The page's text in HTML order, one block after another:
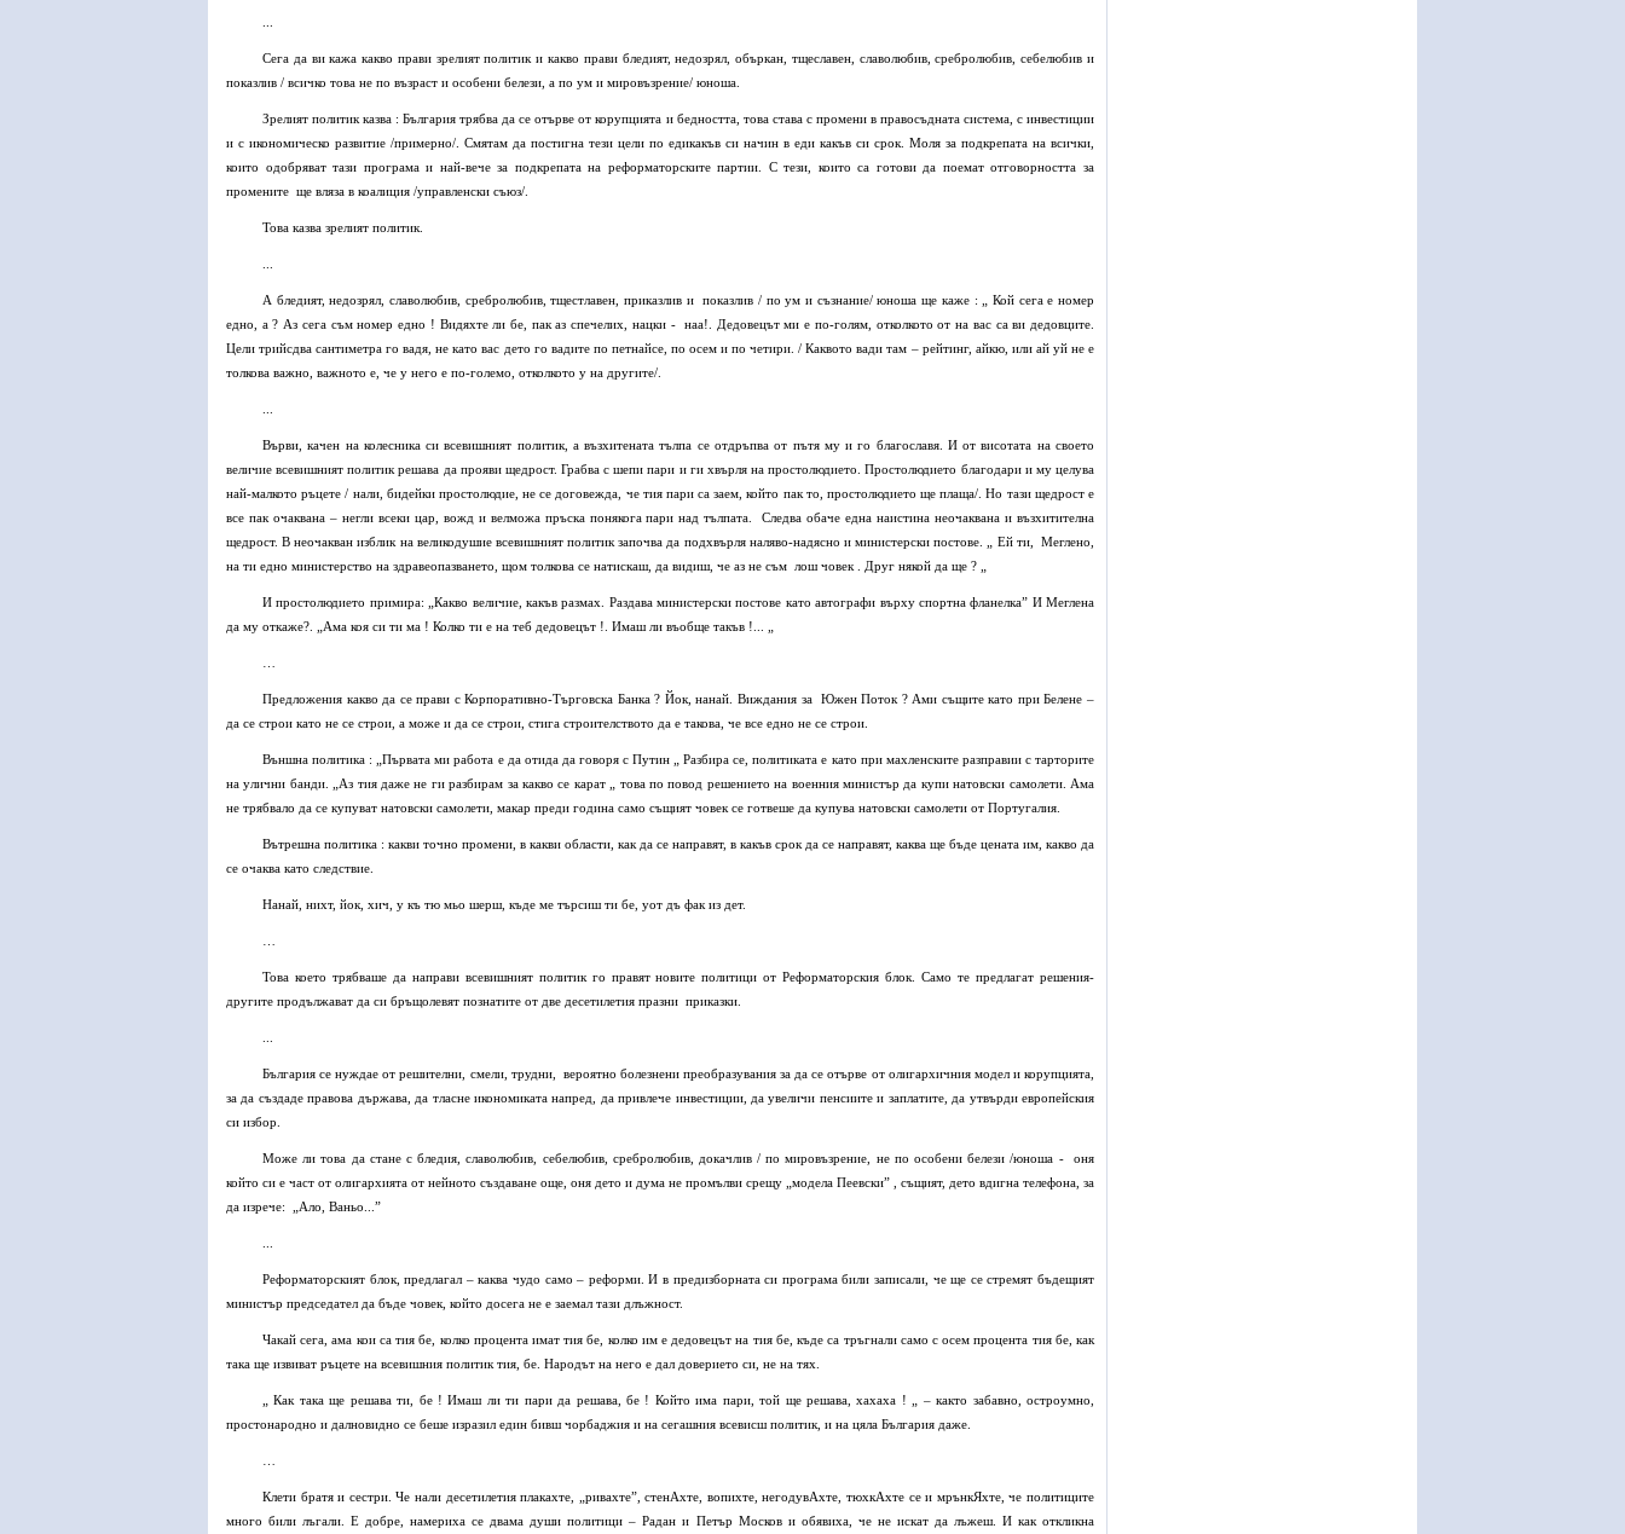
Сега да ви кажа какво прави зрелият политик и какво прави бледият, недозрял, объркан, тщеславен, славолюбив, сребролюбив, себелюбив и
показлив / всичко това не по възраст и особени белези, а по ум и мировъзрение/ юноша.
Зрелият политик казва : България трябва да се отърве от корупцията и бедността, това става с промени в правосъдната система, с инвестиции
и с икономическо развитие /примерно/. Смятам да постигна тези цели по едикакъв си начин в еди какъв си срок. Моля за подкрепата на всички,
които одобряват тази програма и най-вече за подкрепата на реформаторските партии. С тези, които са готови да поемат отговорността за
промените ще вляза в коалиция /управленски съюз/.
Това казва зрелият политик.
А бледият, недозрял, славолюбив, сребролюбив, тщестлавен, приказлив и показлив / по ум и съзнание/ юноша ще каже : „ Кой сега е номер
едно, а ? Аз сега съм номер едно ! Видяхте ли бе, пак аз спечелих, нацки - наа!. Дедовецът ми е по-голям, отколкото от на вас са ви дедовците.
Цели трийсдва сантиметра го вадя, не като вас дето го вадите по петнайсе, по осем и по четири. / Каквото вади там – рейтинг, айкю, или ай уй не е
толкова важно, важното е, че у него е по-големо, отколкото у на другите/.
Върви, качен на колесника си всевишният политик, а възхитената тълпа се отдръпва от пътя му и го благославя. И от висотата на своето
величие всевишният политик решава да прояви щедрост. Грабва с шепи пари и ги хвърля на простолюдието. Простолюдието благодари и му целува
най-малкото ръцете / нали, бидейки простолюдие, не се договежда, че тия пари са заем, който пак то, простолюдието ще плаща/. Но тази щедрост е
все пак очаквана – негли всеки цар, вожд и велможа пръска понякога пари над тълпата. Следва обаче една наистина неочаквана и възхитителна
щедрост. В неочакван изблик на великодушие всевишният политик започва да подхвърля наляво-надясно и министерски постове. „ Ей ти, Меглено,
на ти едно министерство на здравеопазването, щом толкова се натискаш, да видиш, че аз не съм лош човек . Друг някой да ще ? „
И простолюдието примира: „Какво величие, какъв размах. Раздава министерски постове като автографи върху спортна фланелка” И Меглена
да му откаже?. „Ама коя си ти ма ! Колко ти е на теб дедовецът !. Имаш ли въобще такъв !... „
Предложения какво да се прави с Корпоративно-Търговска Банка ? Йок, нанай. Виждания за Южен Поток ? Ами същите като при Белене –
да се строи като не се строи, а може и да се строи, стига строителството да е такова, че все едно не се строи.
Външна политика : „Първата ми работа е да отида да говоря с Путин „ Разбира се, политиката е като при махленските разправии с тарторите
на улични банди. „Аз тия даже не ги разбирам за какво се карат „ това по повод решението на военния министър да купи натовски самолети. Ама
не трябвало да се купуват натовски самолети, макар преди година само същият човек се готвеше да купува натовски самолети от Португалия.
Вътрешна политика : какви точно промени, в какви области, как да се направят, в какъв срок да се направят, каква ще бъде цената им, какво да
се очаква като следствие.
Нанай, нихт, йок, хич, у къ тю мьо шерш, къде ме търсиш ти бе, уот дъ фак из дет.
Това което трябваше да направи всевишният политик го правят новите политици от Реформаторския блок. Само те предлагат решения-
другите продължават да си бръщолевят познатите от две десетилетия празни приказки.
България се нуждае от решителни, смели, трудни, вероятно болезнени преобразувания за да се отърве от олигархичния модел и корупцията,
за да създаде правова държава, да тласне икономиката напред, да привлече инвестиции, да увеличи пенсиите и заплатите, да утвърди европейския
си избор.
Може ли това да стане с бледия, славолюбив, себелюбив, сребролюбив, докачлив / по мировъзрение, не по особени белези /юноша - оня
който си е част от олигархията от нейното създаване още, оня дето и дума не промълви срещу „модела Пеевски” , същият, дето вдигна телефона, за
да изрече: „Ало, Ваньо...”
Реформаторският блок, предлагал – каква чудо само – реформи. И в предизборната си програма били записали, че ще се стремят бъдещият
министър председател да бъде човек, който досега не е заемал тази длъжност.
Чакай сега, ама кои са тия бе, колко процента имат тия бе, колко им е дедовецът на тия бе, къде са тръгнали само с осем процента тия бе, как
така ще извиват ръцете на всевишния политик тия, бе. Народът на него е дал доверието си, не на тях.
„ Как така ще решава ти, бе ! Имаш ли ти пари да решава, бе ! Който има пари, той ще решава, хахаха ! „ – както забавно, остроумно,
простонародно и далновидно се беше изразил един бивш чорбаджия и на сегашния всевисш политик, и на цяла България даже.
Клети братя и сестри. Че нали десетилетия плакахте, „ривахте”, стенАхте, вопихте, негодувАхте, тюхкАхте се и мрънкЯхте, че политиците
много били лъгали. Е добре, намериха се двама души политици – Радан и Петър Москов и обявиха, че не искат да лъжеш. И как откликна